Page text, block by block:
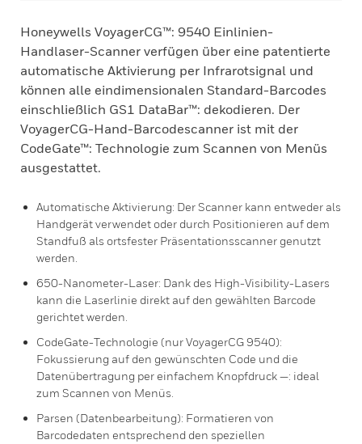
Honeywells VoyagerCG™: 9540 Einlinien-
Handlaser-Scanner verfügen über eine patentierte
automatische Aktivierung per Infrarotsignal und
können alle eindimensionalen Standard-Barcodes
einschließlich GS1 DataBar™: dekodieren. Der
VoyagerCG-Hand-Barcodescanner ist mit der
CodeGate™: Technologie zum Scannen von Menüs
ausgestattet.
Automatische Aktivierung: Der Scanner kann entweder als
Handgerät verwendet oder durch Positionieren auf dem
Standfuß als ortsfester Präsentationsscanner genutzt
werden.
650-Nanometer-Laser: Dank des High-Visibility-Lasers
kann die Laserlinie direkt auf den gewählten Barcode
gerichtet werden.
CodeGate-Technologie (nur VoyagerCG 9540):
Fokussierung auf den gewünschten Code und die
Datenübertragung per einfachem Knopfdruck —: ideal
zum Scannen von Menüs.
Parsen (Datenbearbeitung): Formatieren von
Barcodedaten entsprechend den speziellen